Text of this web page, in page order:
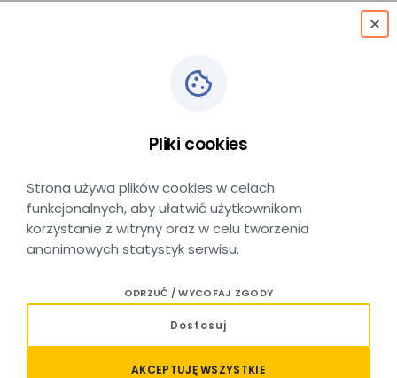
Rozkład jazdy MLD
Kraków Mda
Pliki cookies
Strona używa plików cookies w celach
funkcjonalnych, aby ułatwić użytkownikom
korzystanie z witryny oraz w celu tworzenia
anonimowych statystyk serwisu.
ODRZUĆ / WYCOFAJ ZGODY
Dostosuj
AKCEPTUJĘ WSZYSTKIE